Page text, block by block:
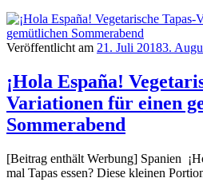
Veröffentlicht am 21. Juli 20183.
¡Hola España!
Variationen für einen
Sommerabend
[Beitrag enthält Werbung] Spanien
mal Tapas essen? Diese kleinen